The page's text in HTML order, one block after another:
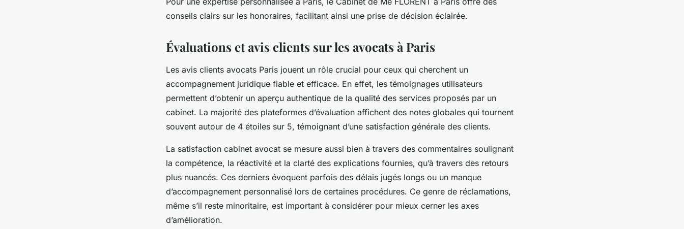
conseils clairs sur les honoraires, facilitant ainsi une prise de décision éclairée.
Évaluations et avis clients sur les avocats à Paris
Les avis clients avocats Paris jouent un rôle crucial pour ceux qui cherchent un
accompagnement juridique fiable et efficace. En effet, les témoignages utilisateurs
permettent d’obtenir un aperçu authentique de la qualité des services proposés par un
cabinet. La majorité des plateformes d’évaluation affichent des notes globales qui tournent
souvent autour de 4 étoiles sur 5, témoignant d’une satisfaction générale des clients.
La satisfaction cabinet avocat se mesure aussi bien à travers des commentaires soulignant
la compétence, la réactivité et la clarté des explications fournies, qu’à travers des retours
plus nuancés. Ces derniers évoquent parfois des délais jugés longs ou un manque
d’accompagnement personnalisé lors de certaines procédures. Ce genre de réclamations,
même s’il reste minoritaire, est important à considérer pour mieux cerner les axes
d’amélioration.